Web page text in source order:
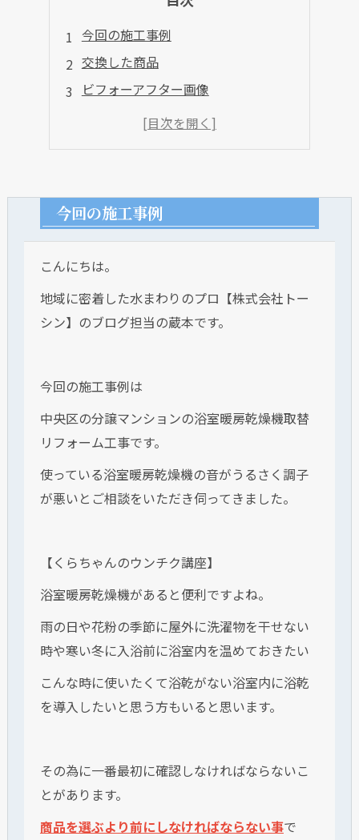
今回の施工事例
交換した商品
ビフォーアフター画像
今回の施工事例
こんにちは。
地域に密着した水まわりのプロ【株式会社トー
シン】のブログ担当の蔵本です。
今回の施工事例は
中央区の分譲マンションの浴室暖房乾燥機取替
リフォーム工事です。
使っている浴室暖房乾燥機の音がうるさく調子
が悪いとご相談をいただき伺ってきました。
【くらちゃんのウンチク講座】
浴室暖房乾燥機があると便利ですよね。
雨の日や花粉の季節に屋外に洗濯物を干せない
時や寒い冬に入浴前に浴室内を温めておきたい
こんな時に使いたくて浴乾がない浴室内に浴乾
を導入したいと思う方もいると思います。
その為に一番最初に確認しなければならないこ
とがあります。
商品を選ぶより前にしなければならない事で